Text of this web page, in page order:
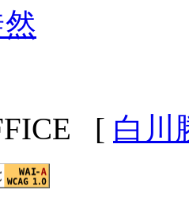
[ 白川